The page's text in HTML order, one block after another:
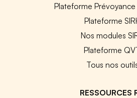
Plateforme
Plateforme
Nos modules
Plateforme
Tous nos
RESSOURCES